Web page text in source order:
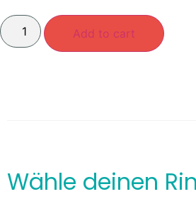
Add to cart
Wähle deinen